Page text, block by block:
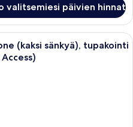
valitsemiesi päivien hinnat
Hotellihuone, jossa on suuri sänky,
(kaksi sänkyä), tupakointi